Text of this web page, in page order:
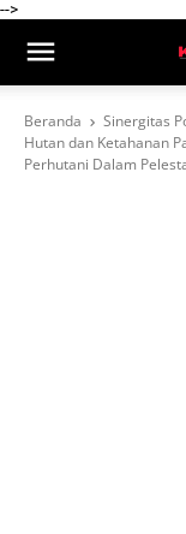
-->
Beranda
Sinergitas
Hutan dan Ketahanan
Perhutani Dalam